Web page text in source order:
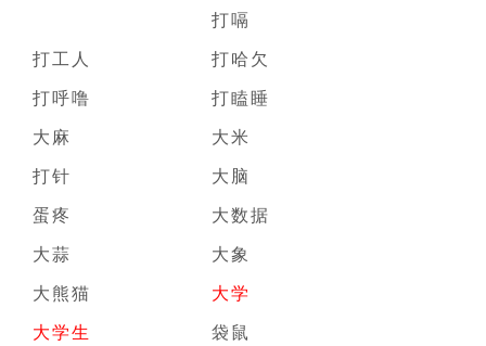
打嗝
打工人
打哈欠
打呼噜
打瞌睡
大麻
大米
打针
大脑
蛋疼
大数据
大蒜
大象
大熊猫
大学
大学生
袋鼠